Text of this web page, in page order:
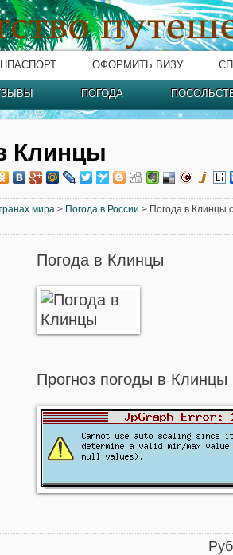
ОФОРМИТЬ ВИЗУ
ПОГОДА
Клинцы
мира > Погода в России > Погода в Клинцы
Погода в Клинцы
Прогноз погоды в